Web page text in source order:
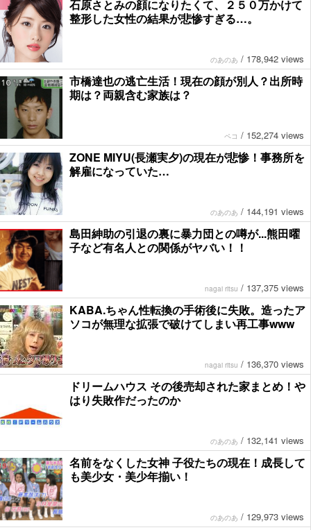
石原さとみの顔になりたくて、２５０万かけて
整形した女性の結果が悲惨すぎる…。
のあのあ / 178,942 views
市橋達也の逃亡生活！現在の顔が別人？出所時
期は？両親含む家族は？
ペコ / 152,274 views
ZONE MIYU(長瀬実夕)の現在が悲惨！事務所を
解雇になっていた…
のあのあ / 144,191 views
島田紳助の引退の裏に暴力団との噂が...熊田曜
子など有名人との関係がヤバい！！
nagai ritsu / 137,375 views
KABA.ちゃん性転換の手術後に失敗。造ったア
ソコが無理な拡張で破けてしまい再工事www
nagai ritsu / 136,370 views
ドリームハウス その後売却された家まとめ！や
はり失敗作だったのか
のあのあ / 132,141 views
名前をなくした女神 子役たちの現在！成長して
も美少女・美少年揃い！
のあのあ / 129,973 views